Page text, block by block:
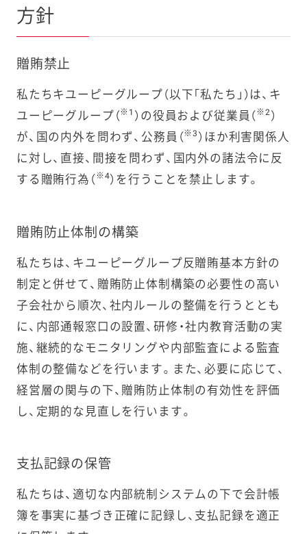
方針
贈賄禁止
私たちキユーピーグループ（以下「私たち」）は、キ
ユーピーグループ（※1 ）の役員および従業員（ ※2）
が、国の内外を問わず、公務員（※3 ）ほか利害関係人
に対し、直接、間接を問わず、国内外の諸法令に反
する贈賄行為（ ※4）を行うことを禁止します。
贈賄防止体制の構築
私たちは、キユーピーグループ反贈賄基本方針の
制定と併せて、贈賄防止体制構築の必要性の高い
子会社から順次、社内ルールの整備を行うととも
に、内部通報窓口の設置、研修・社内教育活動の実
施、継続的なモニタリングや内部監査による監査
体制の整備などを行います。また、必要に応じて、
経営層の関与の下、贈賄防止体制の有効性を評価
し、定期的な見直しを行います。
支払記録の保管
私たちは、適切な内部統制システムの下で会計帳
簿を事実に基づき正確に記録し、支払記録を適正